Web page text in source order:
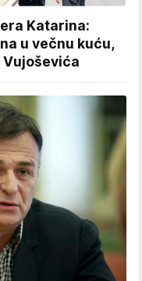
Katarina:
u večnu kuću,
Vujoševića